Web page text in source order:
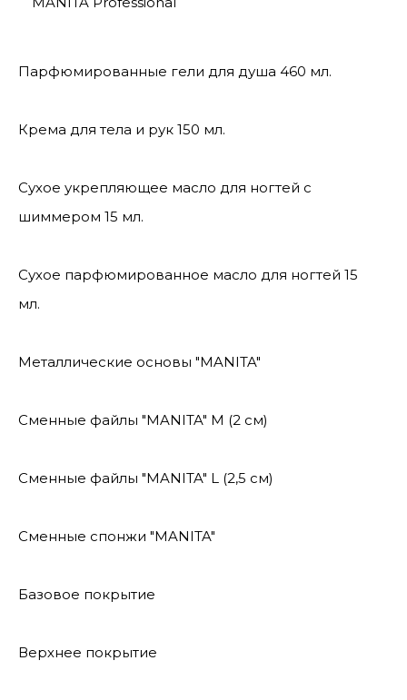
Парфюмированные гели для душа 460 мл.
Крема для тела и рук 150 мл.
Сухое укрепляющее масло для ногтей с
шиммером 15 мл.
Сухое парфюмированное масло для ногтей 15
мл.
Металлические основы "MANITA"
Сменные файлы "MANITA" М (2 см)
Сменные файлы "MANITA" L (2,5 см)
Сменные спонжи "MANITA"
Базовое покрытие
Верхнее покрытие